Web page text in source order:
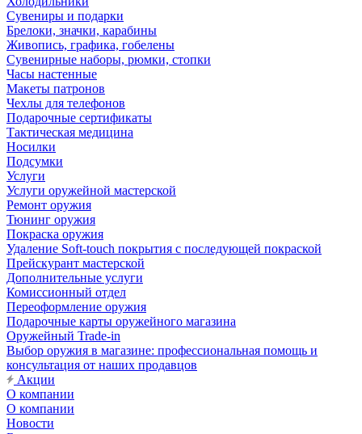
Сувениры и подарки
Брелоки, значки, карабины
Живопись, графика, гобелены
Сувенирные наборы, рюмки, стопки
Часы настенные
Макеты патронов
Чехлы для телефонов
Подарочные сертификаты
Тактическая медицина
Носилки
Подсумки
Услуги
Услуги оружейной мастерской
Ремонт оружия
Тюнинг оружия
Покраска оружия
Удаление Soft-touch покрытия с последующей покраской
Прейскурант мастерской
Дополнительные услуги
Комиссионный отдел
Переоформление оружия
Подарочные карты оружейного магазина
Оружейный Trade-in
Выбор оружия в магазине: профессиональная помощь и
консультация от наших продавцов
Акции
О компании
О компании
Новости